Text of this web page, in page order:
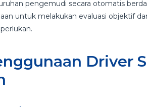
pengemudi secara otomatis
untuk melakukan evaluasi objektif
Driver